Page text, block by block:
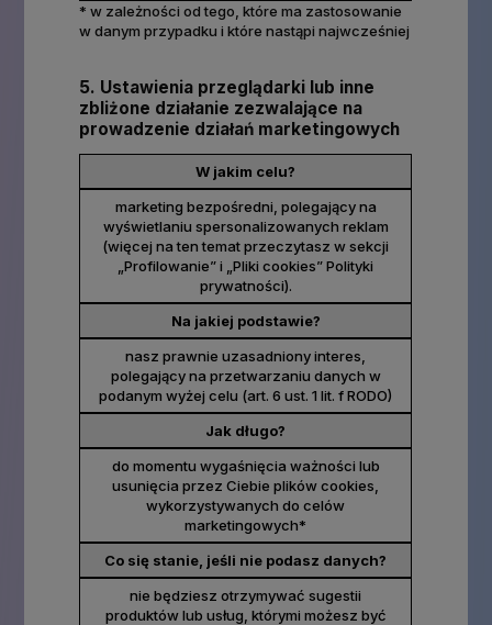
* w zależności od tego, które ma zastosowanie
w danym przypadku i które nastąpi najwcześniej
5. Ustawienia przeglądarki lub inne
zbliżone działanie zezwalające na
prowadzenie działań marketingowych
W jakim celu?
marketing bezpośredni, polegający na
wyświetlaniu spersonalizowanych reklam
(więcej na ten temat przeczytasz w sekcji
„Profilowanie” i „Pliki cookies” Polityki
prywatności).
Na jakiej podstawie?
nasz prawnie uzasadniony interes,
polegający na przetwarzaniu danych w
podanym wyżej celu (art. 6 ust. 1 lit. f RODO)
Jak długo?
do momentu wygaśnięcia ważności lub
usunięcia przez Ciebie plików cookies,
wykorzystywanych do celów
marketingowych*
Co się stanie, jeśli nie podasz danych?
nie będziesz otrzymywać sugestii
produktów lub usług, którymi możesz być